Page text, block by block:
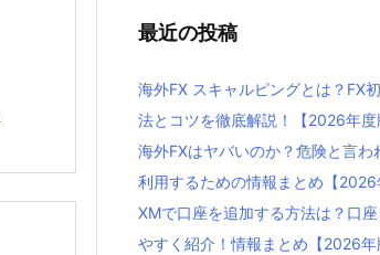
最近の投稿
海外FX スキャルピングとは？FX
法とコツを徹底解説！【2026年度
海外FXはヤバいのか？危険と言わ
利用するための情報まとめ【2026
XMで口座を追加する方法は？口
やすく紹介！情報まとめ【2026年